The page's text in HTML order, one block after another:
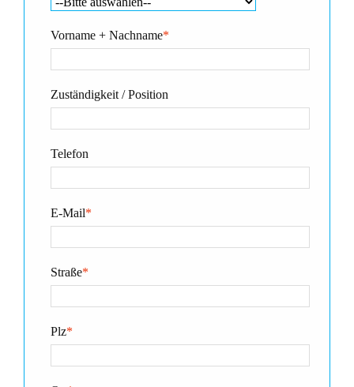
*
Vorname + Nachname
Zuständigkeit / Position
Telefon
*
E-Mail
*
Straße
*
Plz